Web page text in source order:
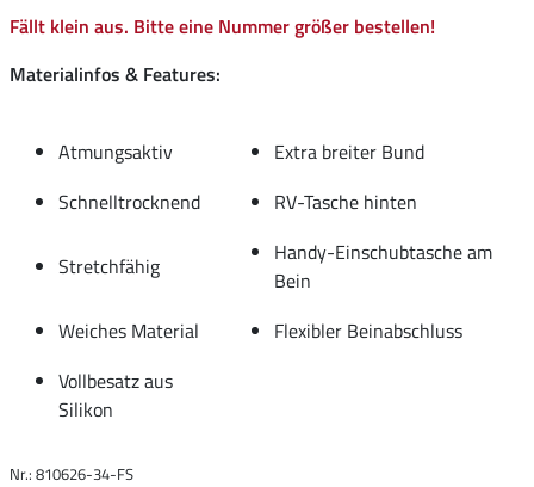
Fällt klein aus. Bitte eine Nummer größer bestellen!
Materialinfos & Features:
Atmungsaktiv
Extra breiter Bund
Schnelltrocknend
RV-Tasche hinten
Stretchfähig
Handy-Einschubtasche am
Bein
Weiches Material
Flexibler Beinabschluss
Vollbesatz aus
Silikon
Nr.: 810626-34-FS